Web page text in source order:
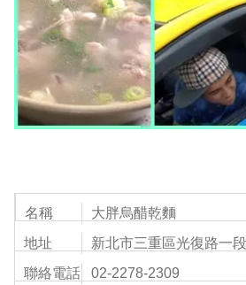
名稱
大胖烏醋乾麵
地址
新北市三重區光復路一
聯絡電話
02-2278-2309